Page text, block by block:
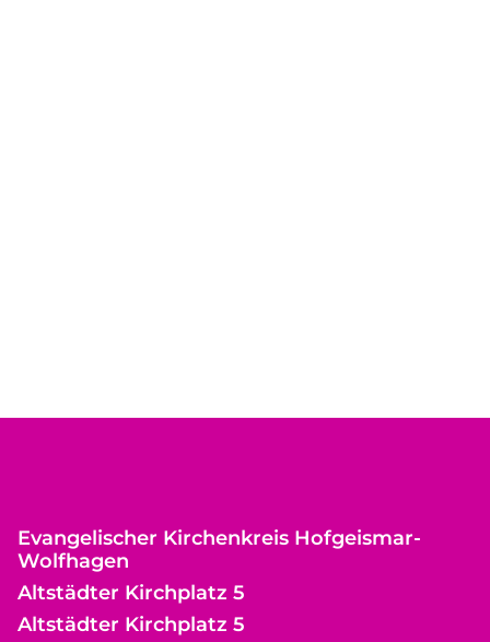
Evangelischer Kirchenkreis Hofgeismar-
Wolfhagen
Altstädter Kirchplatz 5
Altstädter Kirchplatz 5